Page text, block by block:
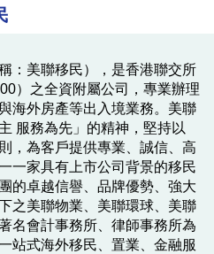
：美聯移民），是香港聯交所
）之全資附屬公司，專業辦理
海外房產等出入境業務。美聯
服務為先」的精神，堅持以
，為客戶提供專業、誠信、高
一家具有上市公司背景的移民
的卓越信譽、品牌優勢、強大
之美聯物業、美聯環球、美聯
名會計事務所、律師事務所為
站式海外移民、置業、金融服